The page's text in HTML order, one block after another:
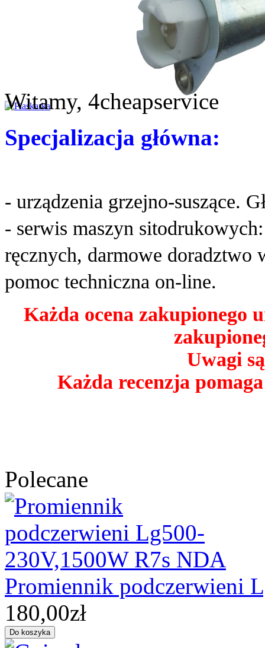
Witamy, 4cheapservice
Specjalizacja główna:
- urządzenia grzejno-suszące.
- serwis maszyn
ręcznych, darmowe doradztwo
pomoc techniczna on-line.
Każda ocena zakupionego
Uwagi
Każda recenzja
Polecane
Promiennik podczerwieni
180,00zł